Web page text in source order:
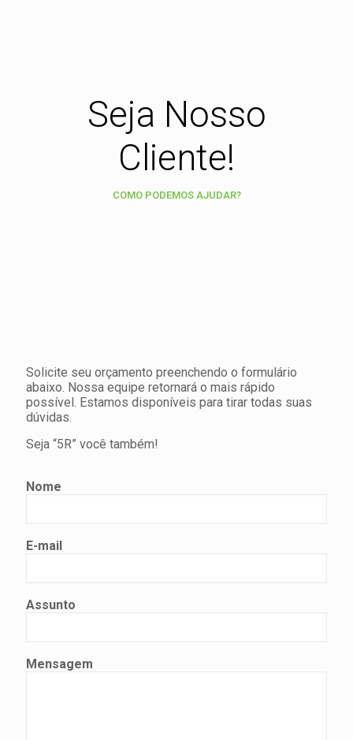
Seja Nosso
Cliente!
COMO PODEMOS AJUDAR?
Solicite seu orçamento preenchendo o formulário
abaixo. Nossa equipe retornará o mais rápido
possível. Estamos disponíveis para tirar todas suas
dúvidas.
Seja “5R” você também!
Nome
E-mail
Assunto
Mensagem